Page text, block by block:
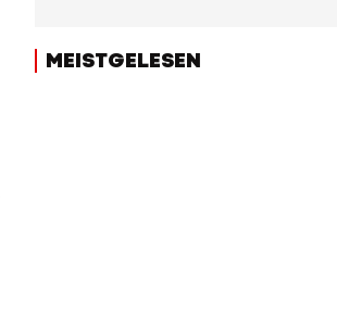
MEISTGELESEN